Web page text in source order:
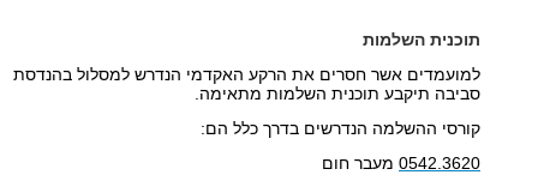
תוכנית השלמות
למועמדים אשר חסרים את הרקע האקדמי הנדרש למסלול בהנדסת
סביבה תיקבע תוכנית השלמות מתאימה.
קורסי ההשלמה הנדרשים בדרך כלל הם:
0542.3620 מעבר חום